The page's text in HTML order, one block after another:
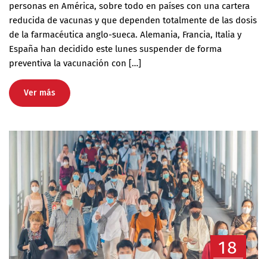
personas en América, sobre todo en países con una cartera
reducida de vacunas y que dependen totalmente de las dosis
de la farmacéutica anglo-sueca. Alemania, Francia, Italia y
España han decidido este lunes suspender de forma
preventiva la vacunación con […]
Ver más
18